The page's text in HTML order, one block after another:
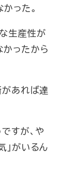
った。
生産性が
ったから
があれば達
すが、や
」がいるん